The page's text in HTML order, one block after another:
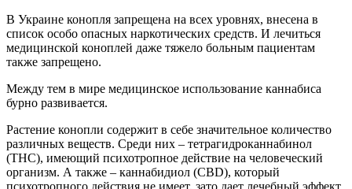
В Украине конопля запрещена на всех уровнях, внесена в
список особо опасных наркотических средств. И лечиться
медицинской коноплей даже тяжело больным пациентам
также запрещено.
Между тем в мире медицинское использование каннабиса
бурно развивается.
Растение конопли содержит в себе значительное количество
различных веществ. Среди них – тетрагидроканнабинол
(THC), имеющий психотропное действие на человеческий
организм. А также – каннабидиол (СBD), который
психотропного действия не имеет, зато дает лечебный эффект